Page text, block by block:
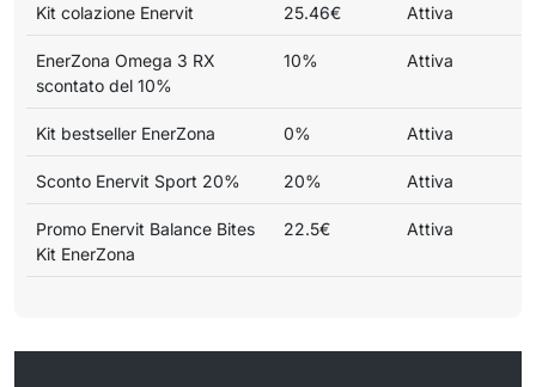
Kit colazione Enervit 25.46€ Attiva
EnerZona Omega 3 RX
scontato del 10%
10% Attiva
Kit bestseller EnerZona 0% Attiva
Sconto Enervit Sport 20% 20% Attiva
Promo Enervit Balance Bites
Kit EnerZona
22.5€ Attiva